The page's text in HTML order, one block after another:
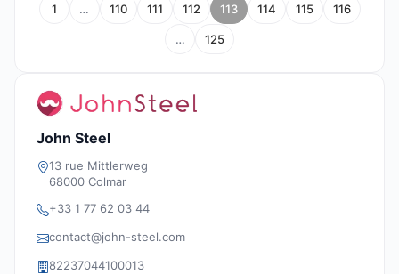
1 … 110 111 112 113 114 115 116
… 125
John Steel
13 rue Mittlerweg
68000 Colmar
+33 1 77 62 03 44
contact@john-steel.com
82237044100013